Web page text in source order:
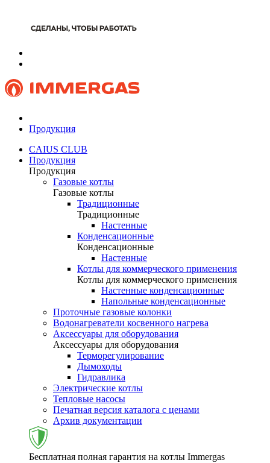
Продукция
CAIUS CLUB
Продукция
Продукция
Газовые котлы
Газовые котлы
Традиционные
Традиционные
Настенные
Конденсационные
Конденсационные
Настенные
Котлы для коммерческого применения
Котлы для коммерческого применения
Настенные конденсационные
Напольные конденсационные
Проточные газовые колонки
Водонагреватели косвенного нагрева
Аксессуары для оборудования
Аксессуары для оборудования
Терморегулирование
Дымоходы
Гидравлика
Электрические котлы
Тепловые насосы
Печатная версия каталога с ценами
Архив документации
Бесплатная полная гарантия на котлы Immergas